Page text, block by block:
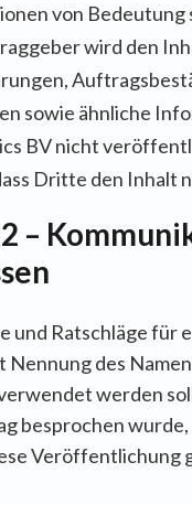
von Bedeutung
wird den
sowie ähnliche
BV nicht
Dritte den Inhalt
–
und Ratschläge für
Nennung des
werden
besprochen wurde,
Veröffentlichung